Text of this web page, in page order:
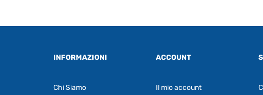
INFORMAZIONI
Chi Siamo
ACCOUNT
Il mio account